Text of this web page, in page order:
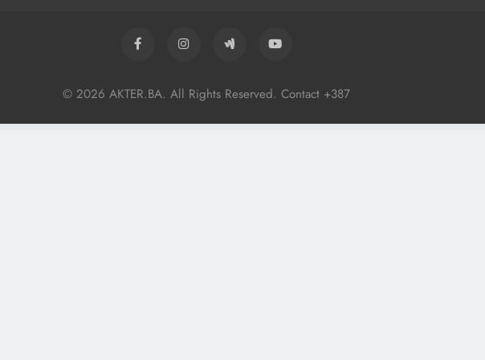
© 2026 AKTER.BA. All Rights Reserved. Contact +387